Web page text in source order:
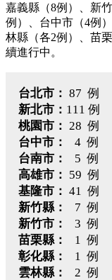
嘉義縣（8例）、新
例）、台中市（4例
林縣（各2例）、苗
續進行中。
台北市： 87 例
新北市： 111 例
桃園市： 28 例
台中市：
4 例
台南市：
5 例
高雄市： 59 例
基隆市： 41 例
新竹縣：
7 例
新竹市：
3 例
苗栗縣：
1 例
彰化縣：
1 例
雲林縣：
2 例